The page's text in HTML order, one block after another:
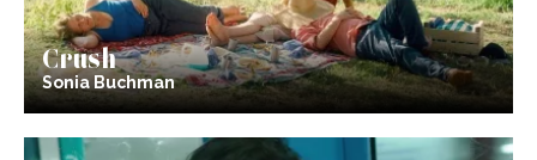
Crush
Sonia Buchman